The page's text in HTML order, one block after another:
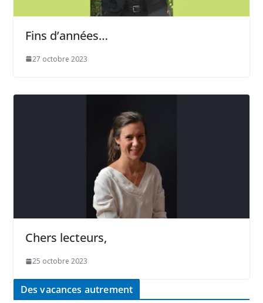
Fins d’années…
27 octobre 2023
Chers lecteurs,
25 octobre 2023
Des vacances autrement